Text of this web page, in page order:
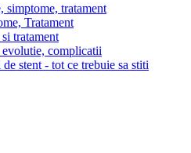
simptome, tratament
Tratament
tratament
complicatii
stent - tot ce trebuie sa stiti